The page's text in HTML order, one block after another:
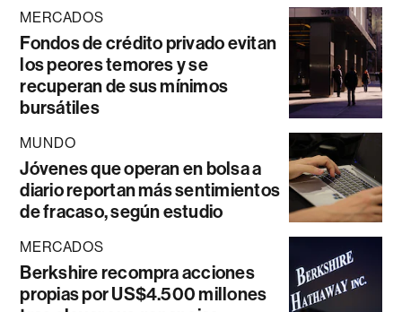
MERCADOS
Fondos de crédito privado evitan
los peores temores y se
recuperan de sus mínimos
bursátiles
MUNDO
Jóvenes que operan en bolsa a
diario reportan más sentimientos
de fracaso, según estudio
MERCADOS
Berkshire recompra acciones
propias por US$4.500 millones